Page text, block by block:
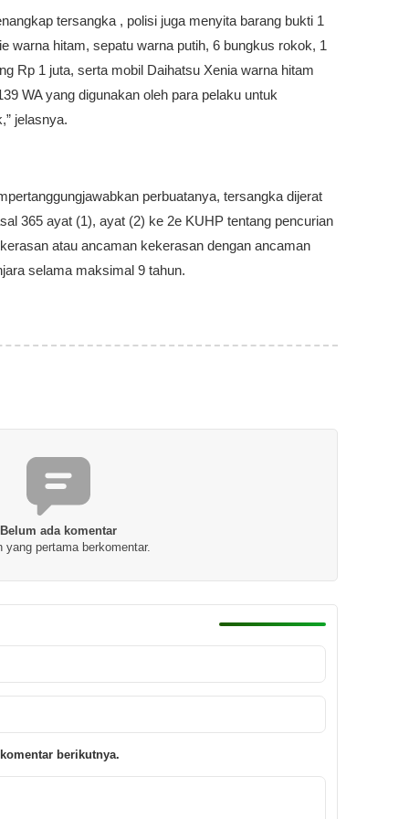
tersangka , polisi juga menyita barang bukti 1
warna hitam, sepatu warna putih, 6 bungkus rokok, 1
Rp 1 juta, serta mobil Daihatsu Xenia warna hitam
WA yang digunakan oleh para pelaku untuk
jelasnya.
perbuatanya, tersangka dijerat
365 ayat (1), ayat (2) ke 2e KUHP tentang pencurian
atau ancaman kekerasan dengan ancaman
selama maksimal 9 tahun.
Belum ada komentar
yang pertama berkomentar.
berikutnya.